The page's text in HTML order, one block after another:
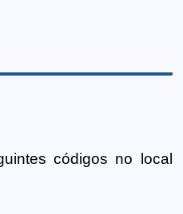
códigos no local